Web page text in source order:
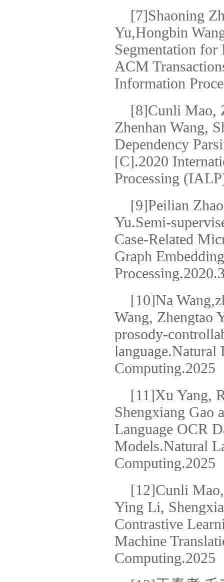
[7]Shaoning
Yu,Hongbin
Segmentation
ACM
Information
[8]Cunli Mao,
Zhenhan Wang,
Dependency
[C].2020
Processing
[9]Peilian
Yu.Semi-
Case-Related
Graph
[10]Na
Wang, Zhengtao
prosody-
language.Natural
Computing.2025
[11]Xu Yang,
Shengxiang Gao
Language OCR
Models.Natural
Computing.2025
[12]Cunli
Ying Li,
Contrastive
Machine
Computing.2025